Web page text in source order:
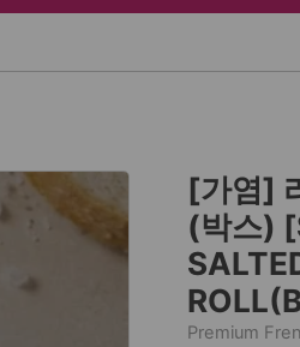
[가염]
(박스)
Premium